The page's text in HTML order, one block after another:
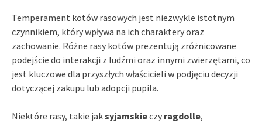
Temperament kotów rasowych jest niezwykle istotnym
czynnikiem, który wpływa na ich charaktery oraz
zachowanie. Różne rasy kotów prezentują zróżnicowane
podejście do interakcji z ludźmi oraz innymi zwierzętami, co
jest kluczowe dla przyszłych właścicieli w podjęciu decyzji
dotyczącej zakupu lub adopcji pupila.
Niektóre rasy, takie jaksyjamskieczy ragdolle,